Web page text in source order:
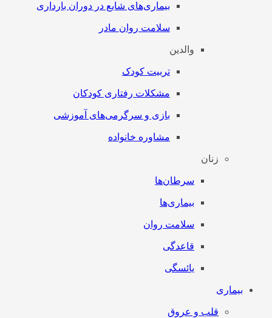
بیماری‌های شایع در دوران بارداری
سلامت روان مادر
والدین
تربیت کودک
مشکلات رفتاری کودکان
بازی و سرگرمی‌های آموزشی
مشاوره خانواده
زنان
سرطان‌‌ها
بیماری‌ها
سلامت روان
قاعدگی
یائسگی
بیماری
قلب و عروق